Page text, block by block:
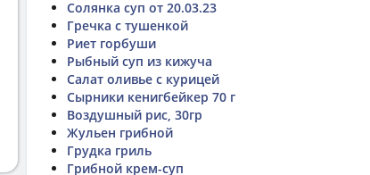
Солянка суп от 20.03.23
Гречка с тушенкой
Риет горбуши
Рыбный суп из кижуча
Салат оливье с курицей
Сырники кенигбейкер 70 г
Воздушный рис, 30гр
Жульен грибной
Грудка гриль
Грибной крем-суп